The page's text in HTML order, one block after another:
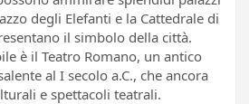
degli Elefanti e la Cattedrale di
il simbolo della città.
è il Teatro Romano, un antico
al I secolo a.C., che ancora
e spettacoli teatrali.